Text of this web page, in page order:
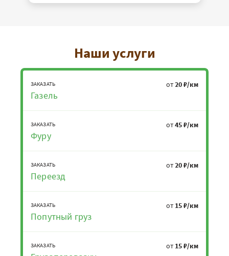
Наши услуги
ЗАКАЗАТЬ
Газель
от20 ₽/км
ЗАКАЗАТЬ
Фуру
от45 ₽/км
ЗАКАЗАТЬ
Переезд
от20 ₽/км
ЗАКАЗАТЬ
Попутный груз
от 15 ₽/км
ЗАКАЗАТЬ от 15 ₽/км